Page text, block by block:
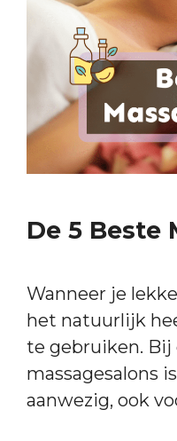
De 5 Beste
Wanneer je
het natuurlijk
te gebruiken. Bij
massagesalons
aanwezig, ook